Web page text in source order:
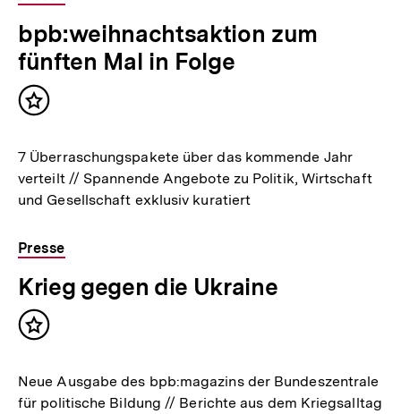
bpb:weihnachtsaktion zum
fünften Mal in Folge
Inhalt
7 Überraschungspakete über das kommende Jahr
verteilt // Spannende Angebote zu Politik, Wirtschaft
und Gesellschaft exklusiv kuratiert
Presse
Krieg gegen die Ukraine
Inhalt
Neue Ausgabe des bpb:magazins der Bundeszentrale
für politische Bildung // Berichte aus dem Kriegsalltag